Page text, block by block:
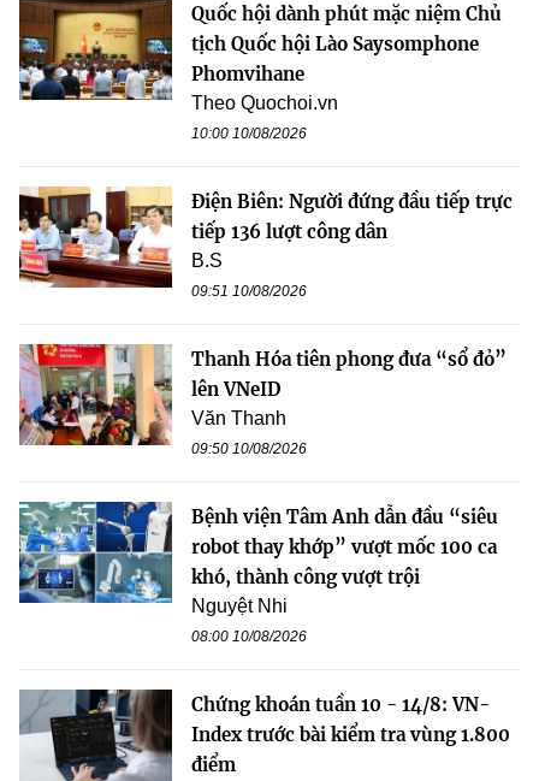
Quốc hội dành phút mặc niệm Chủ
tịch Quốc hội Lào Saysomphone
Phomvihane
Theo Quochoi.vn
10:00 10/08/2026
Điện Biên: Người đứng đầu tiếp trực
tiếp 136 lượt công dân
B.S
09:51 10/08/2026
Thanh Hóa tiên phong đưa “sổ đỏ”
lên VNeID
Văn Thanh
09:50 10/08/2026
Bệnh viện Tâm Anh dẫn đầu “siêu
robot thay khớp” vượt mốc 100 ca
khó, thành công vượt trội
Nguyệt Nhi
08:00 10/08/2026
Chứng khoán tuần 10 - 14/8: VN-
Index trước bài kiểm tra vùng 1.800
điểm